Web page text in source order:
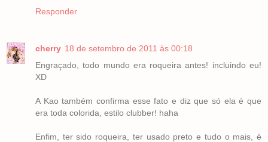
Responder
cherry 18 de setembro de 2011 às 00:18
Engraçado, todo mundo era roqueira antes! incluindo eu!
XD
A Kao também confirma esse fato e diz que só ela é que
era toda colorida, estilo clubber! haha
Enfim, ter sido roqueira, ter usado preto e tudo o mais, é